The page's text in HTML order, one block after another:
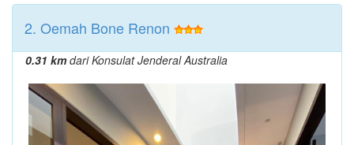
2. Oemah Bone Renon
0.31 kmdari Konsulat Jenderal Australia